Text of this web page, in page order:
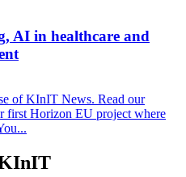
AI in healthcare and
of KInIT News. Read our
first Horizon EU project where